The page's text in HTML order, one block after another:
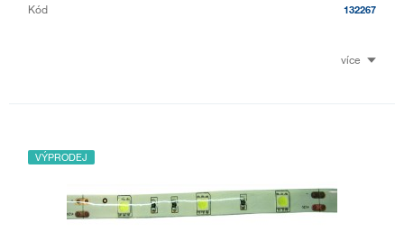
Kód 132267
více
VÝPRODEJ